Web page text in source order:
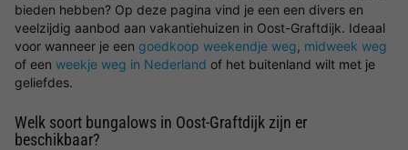
bieden hebben? Op deze pagina vind je een een divers en
veelzijdig aanbod aan vakantiehuizen in Oost-Graftdijk. Ideaal
voor wanneer je een goedkoop weekendje weg, midweek weg
of een weekje weg in Nederland of het buitenland wilt met je
geliefdes.
Welk soort bungalows in Oost-Graftdijk zijn er
beschikbaar?